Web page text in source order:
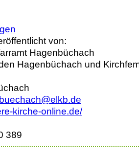
von:
Hagenbüchach
Hagenbüchach und
kirche-online.de/
389